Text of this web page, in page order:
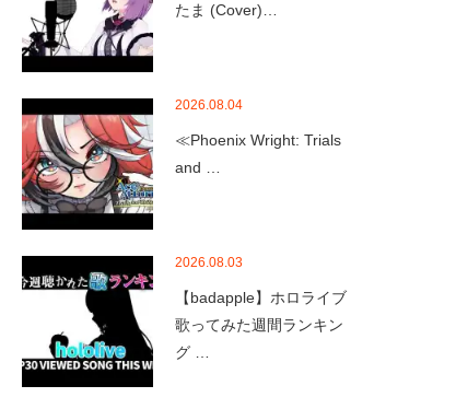
たま (Cover)…
2026.08.04
≪Phoenix Wright: Trials
and …
2026.08.03
【badapple】ホロライブ
歌ってみた週間ランキン
グ …